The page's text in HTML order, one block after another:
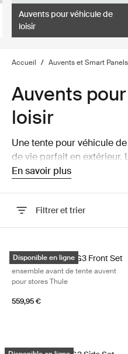
Auvents pour véhicule de
loisir
Accueil / Auvents et Smart
Auvents
loisir
Une tente pour véhicule
de vie parfait en extérieur.
hautement polyvalents et
En savoir plus
Filtrer et trier
Passer aux résultats
Thule Residence G3 Front Set
Disponible en ligne
Thule Residence G3 Front Set
ensemble avant de tente auvent
pour stores Thule
559,95 €
Thule Residence G3 Side Set